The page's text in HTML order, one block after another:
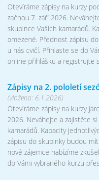
Otevíráme zápisy na kurzy
začnou 7. září 2026.
skupince Vašich kamarádů.
omezené. Přednost zápisu
u nás cvičí. Přihlaste se do
online přihlášku a registrujte
Zápisy na 2. pololetí
(vloženo: 6.1.2026)
Otevíráme zápisy na kurzy
2026. Neváhejte a zajistěte
kamarádů. Kapacity
zápisu do skupinky budou
nové zájemce nabízíme
do Vámi vybraného kurzu